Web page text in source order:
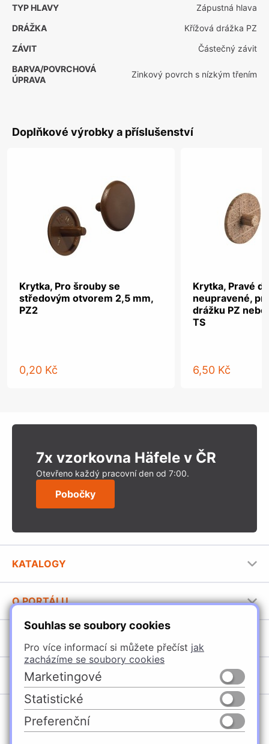
Souhlas se soubory cookies
Pro více informací si můžete přečíst jak
zacházíme se soubory cookies
Marketingové
Statistické
Preferenční
TYP HLAVY
Zápustná hlava
DRÁŽKA
Křížová drážka PZ
ZÁVIT
Částečný závit
BARVA/POVRCHOVÁ
ÚPRAVA
Zinkový povrch s nízkým třením
Doplňkové výrobky a příslušenství
Krytka, Pro šrouby se
středovým otvorem 2,5 mm,
PZ2
0,20 Kč
Krytka, Pravé
neupravené,
drážku PZ
TS
6,50 Kč
7x vzorkovna Häfele v ČR
Otevřeno každý pracovní den od 7:00.
Pobočky
KATALOGY
Stavební katalog Häfele
Brožury Häfele
O PORTÁLU
Provozovatel portálu
Jak používat portál
Úchytky
Nábytkové kování
Vybavení kuchyní
Osvětlení a elektro
POBOČKY
Domašín
Vyškov